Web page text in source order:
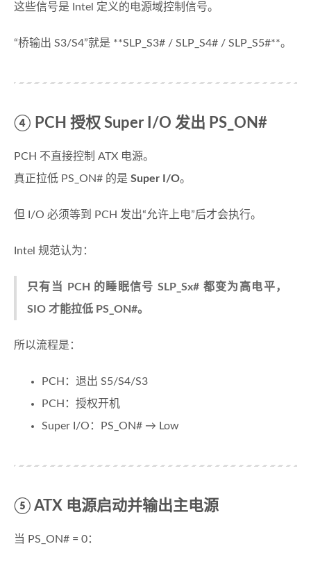
这些信号是 Intel 定义的电源域控制信号。
“桥输出 S3/S4”就是 **SLP_S3# / SLP_S4# / SLP_S5#**。
④ PCH 授权 Super I/O 发出 PS_ON#
PCH 不直接控制 ATX 电源。
真正拉低 PS_ON# 的是 Super I/O。
但 I/O 必须等到 PCH 发出“允许上电”后才会执行。
Intel 规范认为：
只有当 PCH 的睡眠信号 SLP_Sx# 都变为高电平，
SIO 才能拉低 PS_ON#。
所以流程是：
PCH：退出 S5/S4/S3
PCH：授权开机
Super I/O：PS_ON# → Low
⑤ ATX 电源启动并输出主电源
当 PS_ON# = 0：